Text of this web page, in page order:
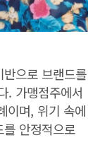
으로 브랜드를
. 가맹점주에서
이며, 위기 속에
안정적으로